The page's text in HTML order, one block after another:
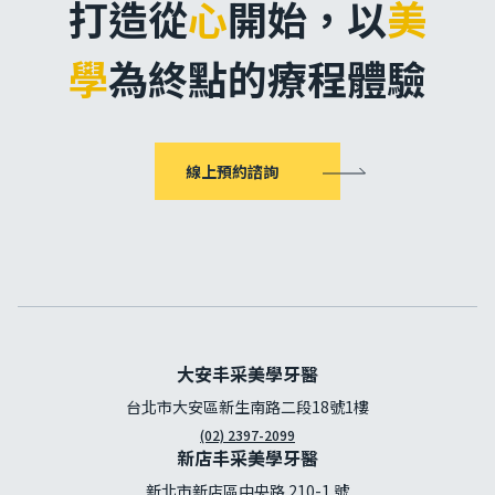
打造從心開始， 以美
學為終點的療程體驗
線上預約諮詢
大安丰采美學牙醫
台北市大安區新生南路二段18號1樓
(02) 2397-2099
新店丰采美學牙醫
新北市新店區中央路 210-1 號